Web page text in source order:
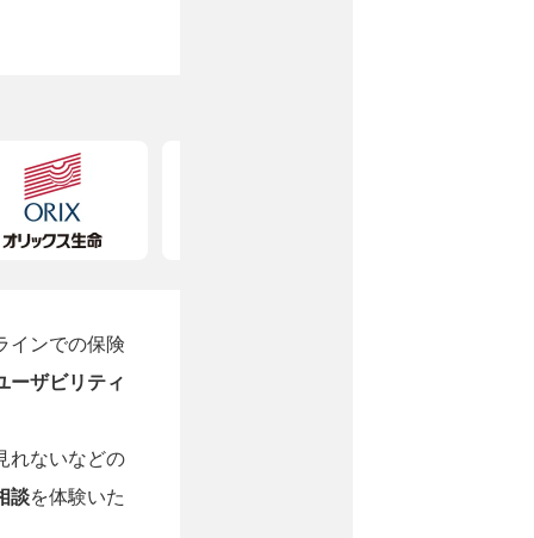
インでの保険
ーザビリティ
れないなどの
談を体験いた